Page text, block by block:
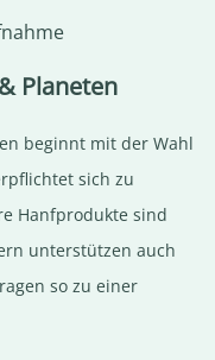
Planeten
beginnt mit der Wahl
sich zu
Hanfprodukte sind
unterstützen auch
so zu einer